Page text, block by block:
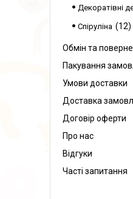
Декоратівні
Спіруліна 12
Обмін та
Пакування
Умови доставки
Доставка
Договір оферти
Про нас
Відгуки
Часті запитання